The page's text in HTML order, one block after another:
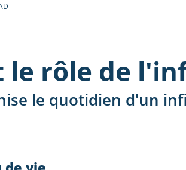
rôle de
le quotidien d'un